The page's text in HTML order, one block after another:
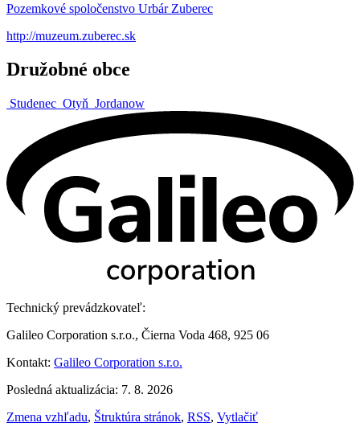
Pozemkové spoločenstvo Urbár Zuberec
http://muzeum.zuberec.sk
Družobné obce
Studenec Otyň Jordanow
Technický prevádzkovateľ:
Galileo Corporation s.r.o., Čierna Voda 468, 925 06
Kontakt: Galileo Corporation s.r.o.
Posledná aktualizácia: 7. 8. 2026
Zmena vzhľadu, Štruktúra stránok, RSS, Vytlačiť